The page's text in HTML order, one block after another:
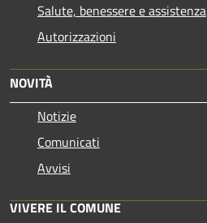
Salute, benessere e assistenza
Autorizzazioni
NOVITÀ
Notizie
Comunicati
Avvisi
VIVERE IL COMUNE